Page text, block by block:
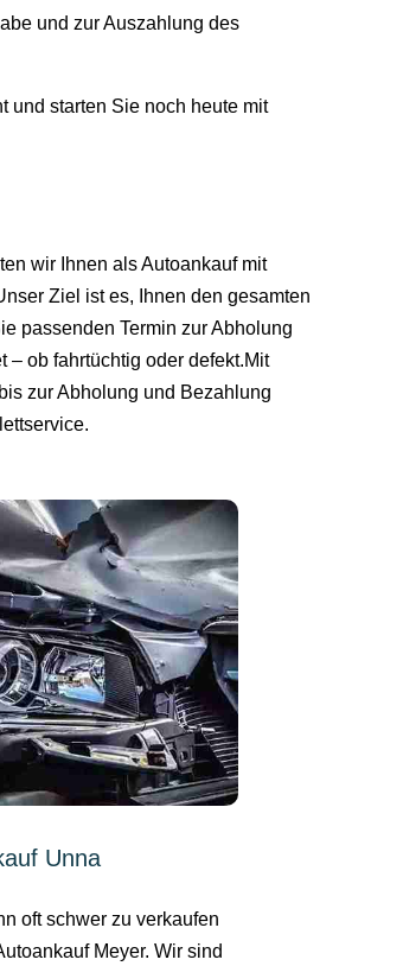
und zur Auszahlung des
und starten Sie noch heute mit
wir Ihnen als Autoankauf mit
Ziel ist es, Ihnen den gesamten
passenden Termin zur Abholung
– ob fahrtüchtig oder defekt.Mit
zur Abholung und Bezahlung
Unna
oft schwer zu verkaufen
Meyer. Wir sind